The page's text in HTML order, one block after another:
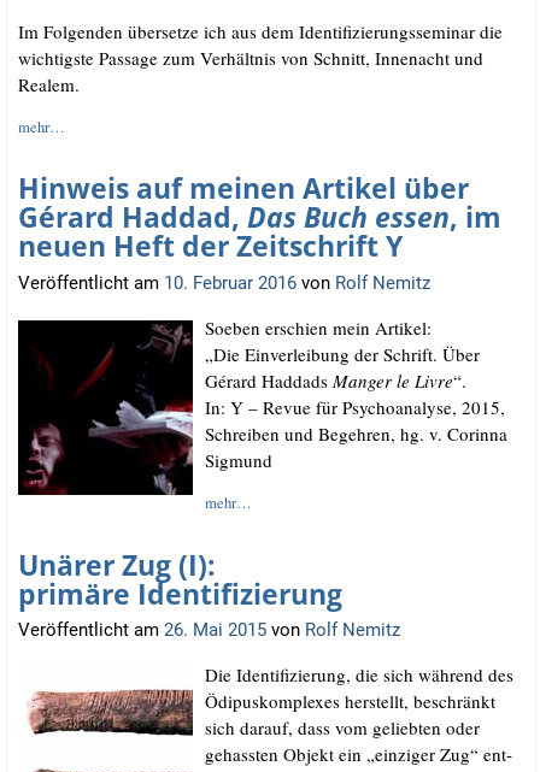
Im Fol­gen­den über­set­ze ich aus dem Iden­ti­fi­zie­rungs­se­mi­nar die
wich­tigs­te Pas­sa­ge zum Ver­hält­nis von Schnitt, Innenacht und
Realem.
mehr…
Hinweis auf meinen Artikel über
Gérard Haddad, Das Buch essen, im
neuen Heft der Zeitschrift Y
Veröffentlicht am 10. Februar 2016 von Rolf Nemitz
Soeben erschien mein Artikel:
„Die Ein­ver­lei­bung der Schrift. Über
Gérard Had­dads Man­ger le Liv­re“.
In: Y – Revue für Psy­cho­ana­ly­se, 2015,
Schrei­ben und Begeh­ren, hg. v. Corin­na
Sigmund
mehr…
Unärer Zug (I):
primäre Identifizierung
Veröffentlicht am 26. Mai 2015 von Rolf Nemitz
Die Iden­ti­fi­zie­rung, die sich wäh­rend des
Ödi­pus­kom­ple­xes her­stellt, beschränkt
sich dar­auf, dass vom gelieb­ten oder
gehass­ten Objekt ein „ein­zi­ger Zug“ ent­